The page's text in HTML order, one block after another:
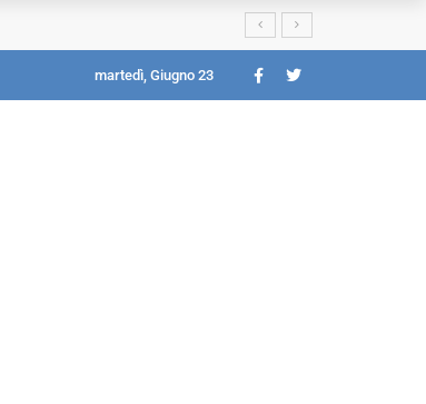
martedì, Giugno 23